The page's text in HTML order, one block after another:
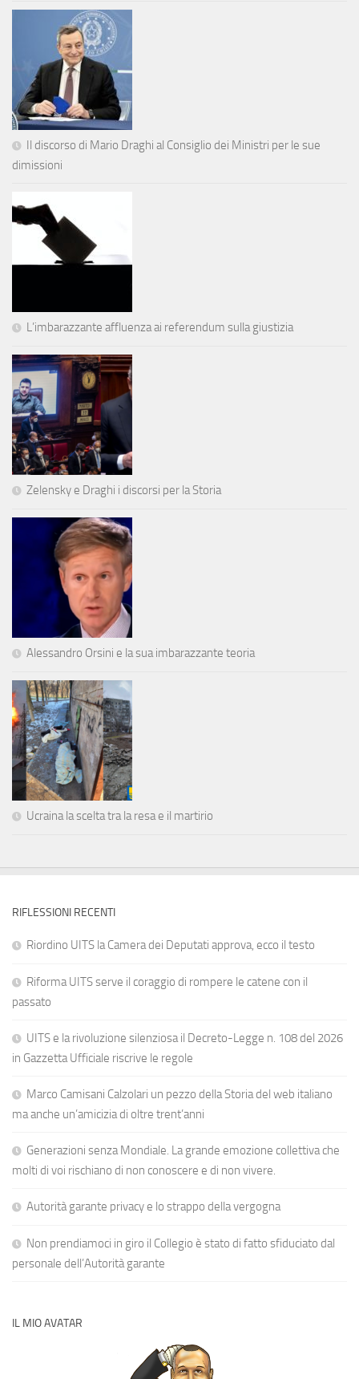
Il discorso di Mario Draghi al Consiglio dei Ministri per le sue
dimissioni
L’imbarazzante affluenza ai referendum sulla giustizia
Zelensky e Draghi i discorsi per la Storia
Alessandro Orsini e la sua imbarazzante teoria
Ucraina la scelta tra la resa e il martirio
RIFLESSIONI RECENTI
Riordino UITS la Camera dei Deputati approva, ecco il testo
Riforma UITS serve il coraggio di rompere le catene con il
passato
UITS e la rivoluzione silenziosa il Decreto-Legge n. 108 del 2026
in Gazzetta Ufficiale riscrive le regole
Marco Camisani Calzolari un pezzo della Storia del web italiano
ma anche un’amicizia di oltre trent’anni
Generazioni senza Mondiale. La grande emozione collettiva che
molti di voi rischiano di non conoscere e di non vivere.
Autorità garante privacy e lo strappo della vergogna
Non prendiamoci in giro il Collegio è stato di fatto sfiduciato dal
personale dell’Autorità garante
IL MIO AVATAR